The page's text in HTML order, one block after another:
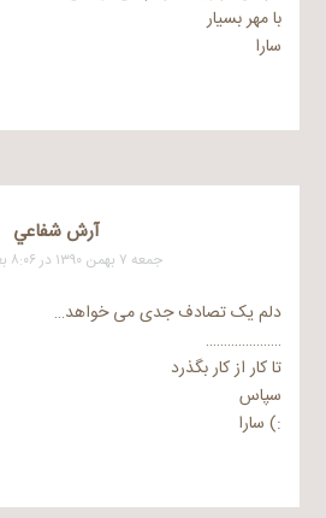
با مهر بسیار
سارا
آرش شفاعي
جمعه ۷ بهمن ۱۳۹۰ در ۸:۰۶ بعد از ظهر
دلم یک تصادف جدی می خواهد…
…………………
تا کار از کار بگذرد
سپاس
:) سارا